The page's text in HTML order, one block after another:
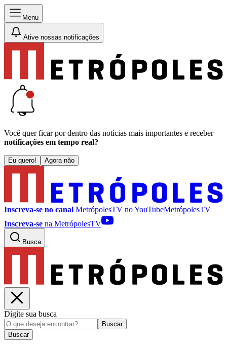
Menu
Ative nossas notificações
Você quer ficar por dentro das notícias mais importantes e receber
notificações em tempo real?
Eu quero! Agora não
Inscreva-se no canal MetrópolesTV noYouTubeMetrópolesTV
Inscreva-se na MetrópolesTV
Busca
Digite sua busca
Buscar
Buscar